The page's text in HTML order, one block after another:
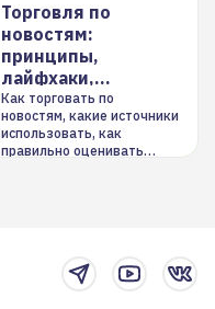
Торговля по
новостям:
принципы,
лайфхаки,
инструменты
Как торговать по
новостям, какие источники
использовать, как
правильно оценивать